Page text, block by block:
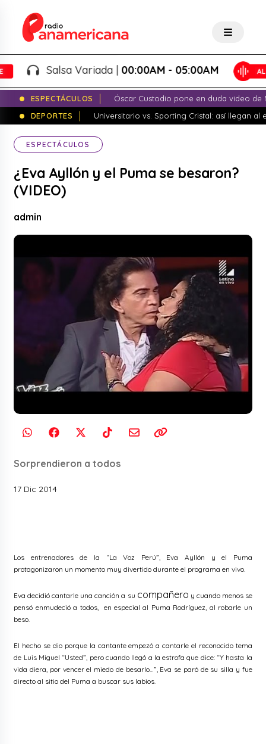
Salsa Variada |00:00AM - 05:00AM
ESPECTÁCULOS
Óscar Custodio pone en duda video de
DEPORTES
Universitario vs. Sporting Cristal: así llegan al
ESPECTÁCULOS
¿Eva Ayllón y el Puma se besaron?
(VIDEO)
admin
Sorprendieron a todos
17 Dic 2014
Los entrenadores de la “La Voz Perú”, Eva Ayllón y el Puma
protagonizaron un momento muy divertido durante el programa en vivo.
Eva decidió cantarle una canción a su compañero y cuando menos se
pensó enmudeció a todos, en especial al Puma Rodríguez, al robarle un
beso.
El hecho se dio porque la cantante empezó a cantarle el reconocido tema
de Luis Miguel “Usted”, pero cuando llegó a la estrofa que dice: “Y hasta la
vida diera, por vencer el miedo de besarlo…”, Eva se paró de su silla y fue
directo al sitio del Puma a buscar sus labios.